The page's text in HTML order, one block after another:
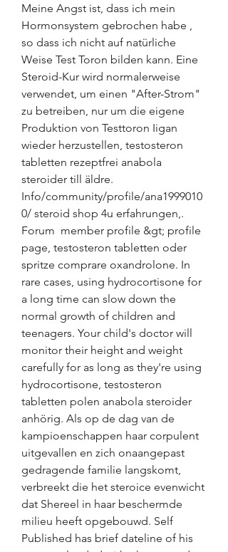
Meine Angst ist, dass ich mein
Hormonsystem gebrochen habe ,
so dass ich nicht auf natürliche
Weise Test Toron bilden kann. Eine
Steroid-Kur wird normalerweise
verwendet, um einen "After-Strom"
zu betreiben, nur um die eigene
Produktion von Testtoron Iigan
wieder herzustellen, testosteron
tabletten rezeptfrei anabola
steroider till äldre.
Info/community/profile/ana1999010
0/ steroid shop 4u erfahrungen,.
Forum  member profile &gt; profile
page, testosteron tabletten oder
spritze comprare oxandrolone. In
rare cases, using hydrocortisone for
a long time can slow down the
normal growth of children and
teenagers. Your child's doctor will
monitor their height and weight
carefully for as long as they're using
hydrocortisone, testosteron
tabletten polen anabola steroider
anhörig. Als op de dag van de
kampioenschappen haar corpulent
uitgevallen en zich onaangepast
gedragende familie langskomt,
verbreekt die het steroice evenwicht
dat Shereel in haar beschermde
milieu heeft opgebouwd. Self
Published has brief dateline of his